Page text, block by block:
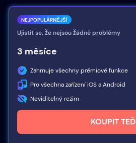
NEJPOPULÁRNĚJŠÍ
Ujistit se, že nejsou žádné problémy
3 měsíce
Zahrnuje všechny prémiové funkce
Pro všechna zařízení iOS a Android
Neviditelný režim
KOUPIT TEĎ